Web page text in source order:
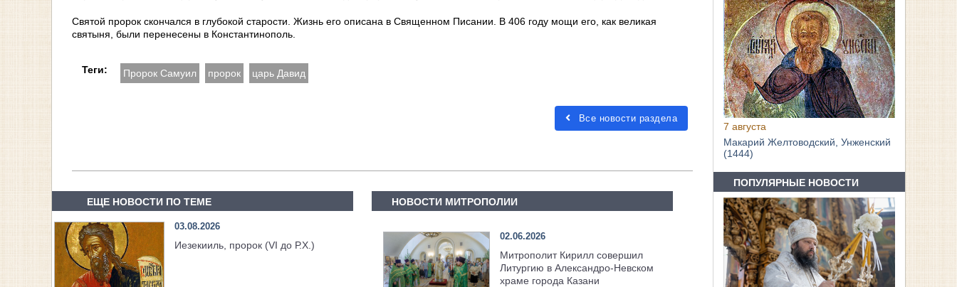
Святой пророк скончался в глубокой старости. Жизнь его описана в Священном Писании. В 406 году мощи его, как великая
святыня, были перенесены в Константинополь.
Теги: Пророк Самуил пророк царь Давид
Все новости раздела
ЕЩЕ НОВОСТИ ПО ТЕМЕ
03.08.2026
Иезекииль, пророк (VI до Р.Х.)
НОВОСТИ МИТРОПОЛИИ
02.06.2026
Митрополит Кирилл совершил
Литургию в Александро-Невском
храме города Казани
7 августа
Макарий Желтоводский, Унженский
(1444)
ПОПУЛЯРНЫЕ НОВОСТИ